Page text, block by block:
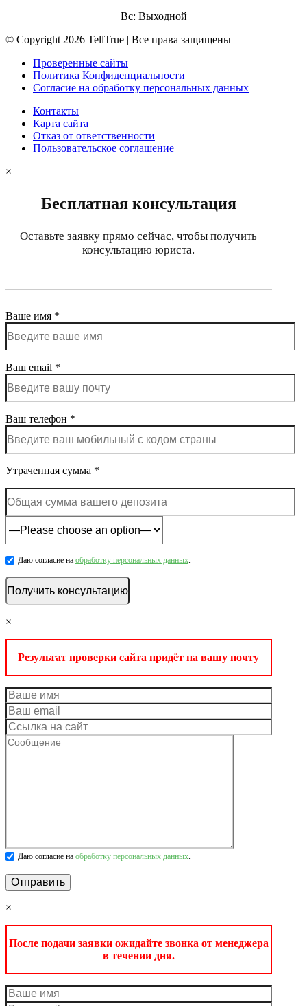
Вс: Выходной
© Copyright 2026 TellTrue | Все права защищены
Проверенные сайты
Политика Конфиденциальности
Согласие на обработку персональных данных
Контакты
Карта сайта
Отказ от ответственности
Пользовательское соглашение
×
Бесплатная консультация
Оставьте заявку прямо сейчас, чтобы получить
консультацию юриста.
Ваше имя *
Ваш email *
Ваш телефон *
Утраченная сумма *
Даю согласие на обработку персональных данных.
×
Результат проверки сайта придёт на вашу почту
Даю согласие на обработку персональных данных.
×
После подачи заявки ожидайте звонка от менеджера
в течении дня.